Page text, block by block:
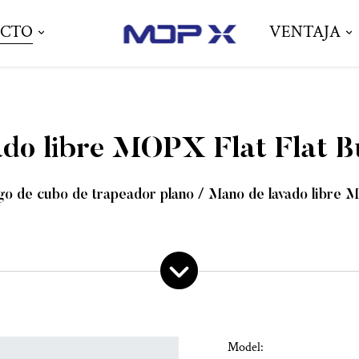
VENTAJA
libre MOPX Flat Flat
de cubo de trapeador plano /Mano de lavado libre
Model: